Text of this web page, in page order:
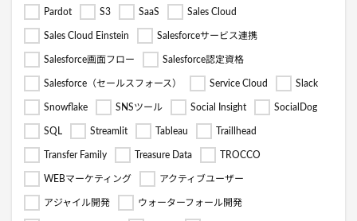
Pardot S3 SaaS Sales Cloud
Sales Cloud Einstein Salesforceサービス連携
Salesforce画面フロー Salesforce認定資格
Salesforce（セールスフォース） Service Cloud Slack
Snowflake SNSツール Social Insight SocialDog
SQL Streamlit Tableau Traillhead
Transfer Family Treasure Data TROCCO
WEBマーケティング アクティブユーザー
アジャイル開発 ウォーターフォール開発